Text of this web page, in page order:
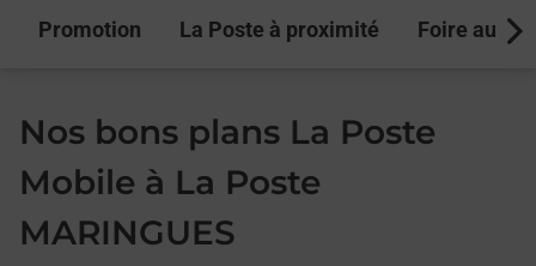
Promotion La Poste à proximité Foire aux
Nos bons plans La Poste
Mobile à La Poste
MARINGUES